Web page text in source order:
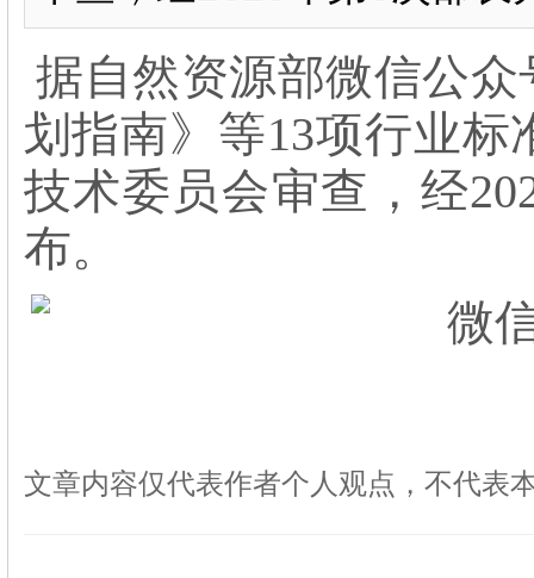
据自然资源部微信公
划指南》等13项行业
技术委员会审查，经
布。
文章内容仅代表作者个人观点，不代表